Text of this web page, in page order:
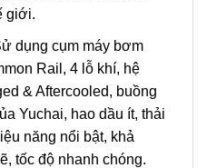
giới.
dụng cụm máy bơm
Rail, 4 lỗ khí, hệ
& Aftercooled, buồng
Yuchai, hao dầu ít, thải
năng nổi bật, khả
tốc độ nhanh chóng.